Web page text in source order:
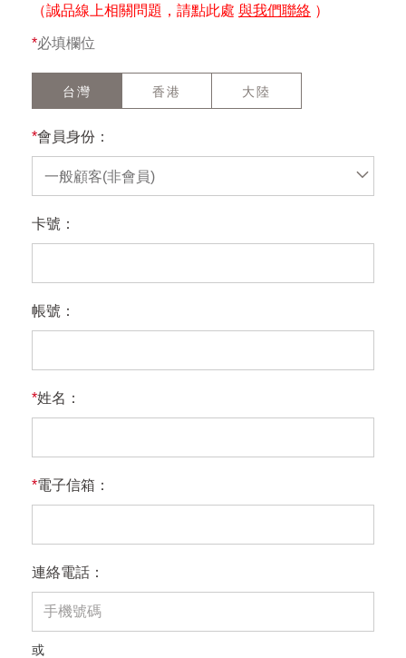
（誠品線上相關問題，請點此處 與我們聯絡 ）
*必填欄位
台灣 香港 大陸
*會員身份：
一般顧客(非會員)
卡號：
帳號：
*姓名：
*電子信箱：
連絡電話：
或